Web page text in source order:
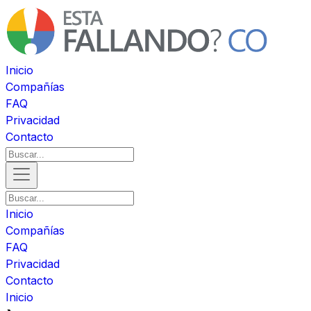
Inicio
Compañías
FAQ
Privacidad
Contacto
Inicio
Compañías
FAQ
Privacidad
Contacto
Inicio